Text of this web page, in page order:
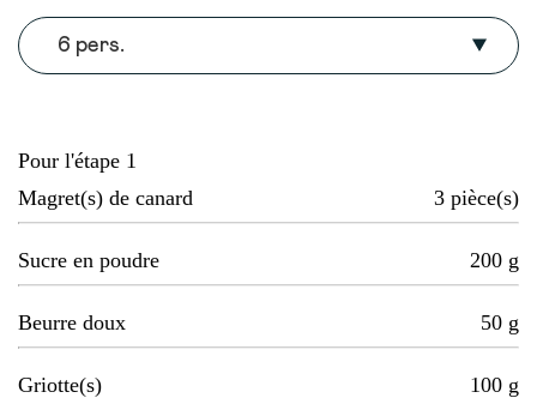
6 pers.
Pour l'étape 1
Magret(s) de canard
3 pièce(s)
Sucre en poudre 200 g
Beurre doux 50 g
Griotte(s) 100 g